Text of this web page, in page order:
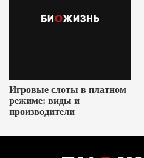
Игровые слоты в платном
режиме: виды и
производители